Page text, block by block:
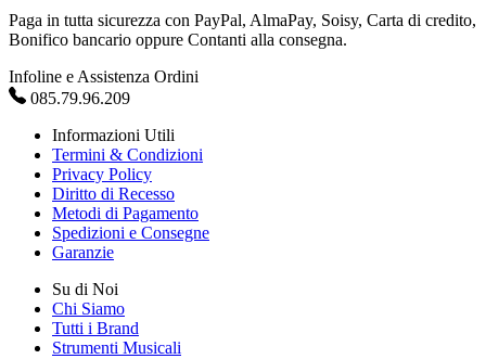
Paga in tutta sicurezza con PayPal, AlmaPay, Soisy, Carta di credito,
Bonifico bancario oppure Contanti alla consegna.
Infoline e Assistenza Ordini
085.79.96.209
Informazioni Utili
Termini & Condizioni
Privacy Policy
Diritto di Recesso
Metodi di Pagamento
Spedizioni e Consegne
Garanzie
Su di Noi
Chi Siamo
Tutti i Brand
Strumenti Musicali